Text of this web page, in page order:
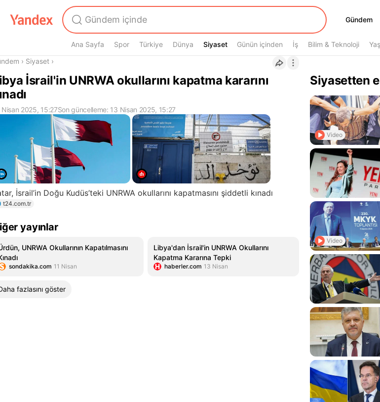
Gündem
Gündem
Ana Sayfa Spor Türkiye Dünya Siyaset
Siyaset Günün içinden İş Bilim & Teknoloji
› Siyaset ›
İsrail'in UNRWA okullarını kapatma kararını
Nisan 2025, 15:27Son güncelleme: 13 Nisan 2025, 15:27
İsrail’in Doğu Kudüs’teki UNRWA okullarını kapatmasını şiddetli kınadı
t24.com.tr
yayınlar
UNRWA Okullarının Kapatılmasını
sondakika.com 11 Nisan
Libya'dan İsrail'in UNRWA Okullarını
Kapatma Kararına Tepki
haberler.com 13 Nisan
fazlasını göster
Siyasetten
Video
Video